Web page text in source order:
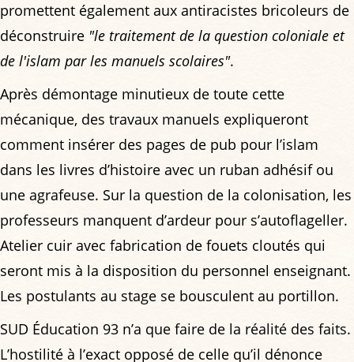
promettent également aux antiracistes bricoleurs de
déconstruire "le traitement de la question coloniale et
de l'islam par les manuels scolaires".
Après démontage minutieux de toute cette
mécanique, des travaux manuels expliqueront
comment insérer des pages de pub pour l’islam
dans les livres d’histoire avec un ruban adhésif ou
une agrafeuse. Sur la question de la colonisation, les
professeurs manquent d’ardeur pour s’autoflageller.
Atelier cuir avec fabrication de fouets cloutés qui
seront mis à la disposition du personnel enseignant.
Les postulants au stage se bousculent au portillon.
SUD Éducation 93 n’a que faire de la réalité des faits.
L’hostilité à l’exact opposé de celle qu’il dénonce